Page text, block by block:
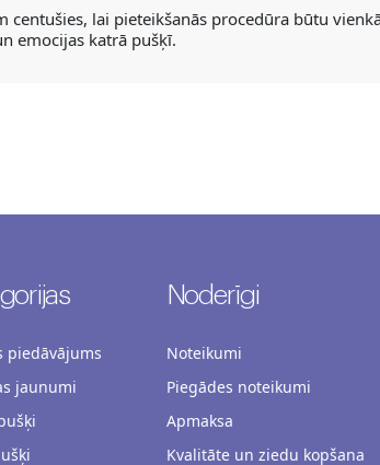
centušies, lai pieteikšanās procedūra būtu
emocijas katrā pušķī.
piedāvājums
jaunumi
Noderīgi
Noteikumi
Piegādes noteikumi
Apmaksa
Kvalitāte un ziedu kopšana